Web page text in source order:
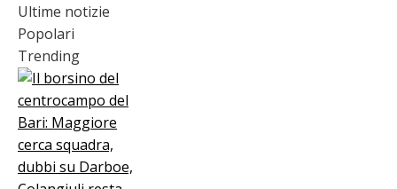
Ultime notizie
Popolari
Trending